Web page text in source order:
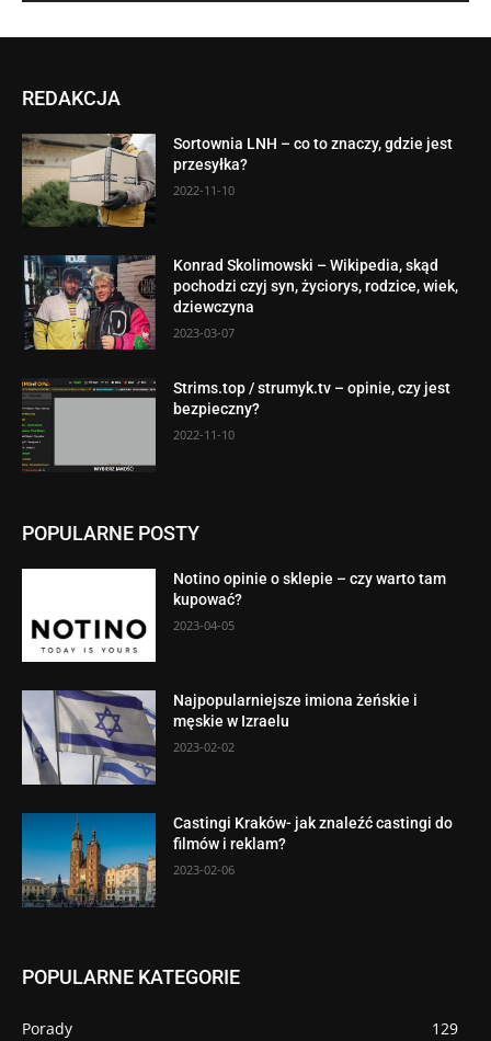
REDAKCJA
Sortownia LNH – co to znaczy, gdzie jest
przesyłka?
2022-11-10
Konrad Skolimowski – Wikipedia, skąd
pochodzi czyj syn, życiorys, rodzice, wiek,
dziewczyna
2023-03-07
Strims.top / strumyk.tv – opinie, czy jest
bezpieczny?
2022-11-10
POPULARNE POSTY
Notino opinie o sklepie – czy warto tam
kupować?
2023-04-05
Najpopularniejsze imiona żeńskie i
męskie w Izraelu
2023-02-02
Castingi Kraków- jak znaleźć castingi do
filmów i reklam?
2023-02-06
POPULARNE KATEGORIE
Porady 129